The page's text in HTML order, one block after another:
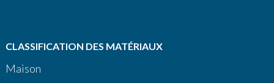
CLASSIFICATION DES MATÉRIAUX
Maison